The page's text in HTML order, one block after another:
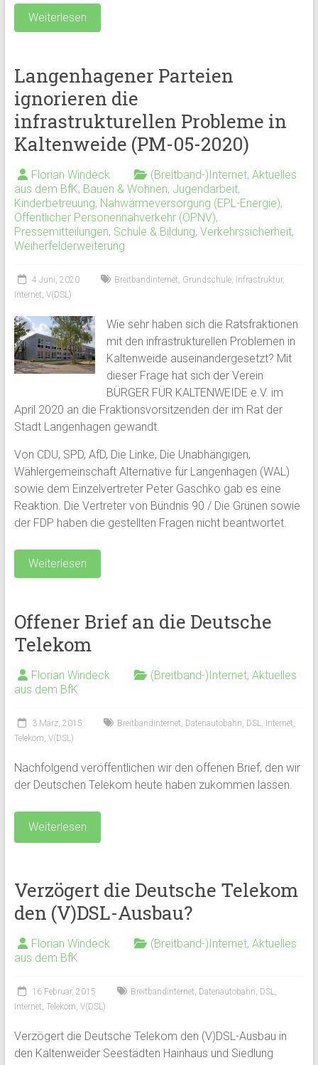
Weiterlesen
Langenhagener Parteien
ignorieren die
infrastrukturellen Probleme in
Kaltenweide (PM-05-2020)
Florian Windeck (Breitband-)Internet, Aktuelles
aus dem BfK, Bauen & Wohnen, Jugendarbeit,
Kinderbetreuung, Nahwärmeversorgung (EPL-Energie),
Öffentlicher Personennahverkehr (ÖPNV),
Pressemitteilungen, Schule & Bildung, Verkehrssicherheit,
Weiherfelderweiterung
4 Juni, 2020 Breitbandinternet, Grundschule, Infrastruktur,
Internet, V(DSL)
Wie sehr haben sich die Ratsfraktionen
mit den infrastrukturellen Problemen in
Kaltenweide auseinandergesetzt? Mit
dieser Frage hat sich der Verein
BÜRGER FÜR KALTENWEIDE e.V. im
April 2020 an die Fraktionsvorsitzenden der im Rat der
Stadt Langenhagen gewandt.
Von CDU, SPD, AfD, Die Linke, Die Unabhängigen,
Wählergemeinschaft Alternative für Langenhagen (WAL)
sowie dem Einzelvertreter Peter Gaschko gab es eine
Reaktion. Die Vertreter von Bündnis 90 / Die Grünen sowie
der FDP haben die gestellten Fragen nicht beantwortet.
Weiterlesen
Offener Brief an die Deutsche
Telekom
Florian Windeck (Breitband-)Internet, Aktuelles
aus dem BfK
3 März, 2015 Breitbandinternet, Datenautobahn, DSL, Internet,
Telekom, V(DSL)
Nachfolgend veröffentlichen wir den offenen Brief, den wir
der Deutschen Telekom heute haben zukommen lassen.
Weiterlesen
Verzögert die Deutsche Telekom
den (V)DSL-Ausbau?
Florian Windeck (Breitband-)Internet, Aktuelles
aus dem BfK
16 Februar, 2015 Breitbandinternet, Datenautobahn, DSL,
Internet, Telekom, V(DSL)
Verzögert die Deutsche Telekom den (V)DSL-Ausbau in
den Kaltenweider Seestädten Hainhaus und Siedlung